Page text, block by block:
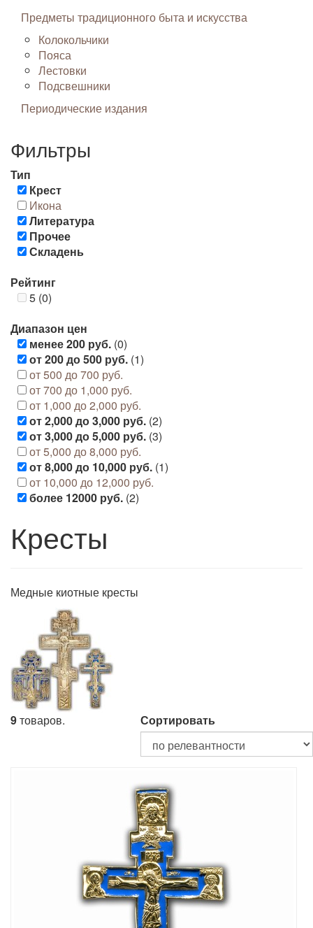
Предметы традиционного быта и искусства
Колокольчики
Пояса
Лестовки
Подсвешники
Периодические издания
Фильтры
Тип
Крест
Икона
Литература
Прочее
Складень
Рейтинг
5 (0)
Диапазон цен
менее 200 руб. (0)
от 200 до 500 руб. (1)
от 500 до 700 руб.
от 700 до 1,000 руб.
от 1,000 до 2,000 руб.
от 2,000 до 3,000 руб. (2)
от 3,000 до 5,000 руб. (3)
от 5,000 до 8,000 руб.
от 8,000 до 10,000 руб. (1)
от 10,000 до 12,000 руб.
более 12000 руб. (2)
Кресты
Медные киотные кресты
9товаров. Сортировать